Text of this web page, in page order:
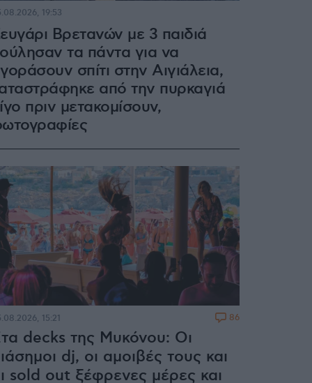
Βρετανών με 3 παιδιά
τα πάντα για να
σπίτι στην Αιγιάλεια,
από την πυρκαγιά
πριν μετακομίσουν,
19:53
decks της Μυκόνου: Οι
dj, οι αμοιβές τους και
sold out ξέφρενες μέρες και
15:21 86